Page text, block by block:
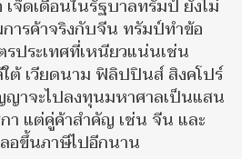
จ็ดเดือนในรัฐบาลทรัมป์ ยังไม่
ารค้าจริงกับจีน ทรัมป์ทำข้อ
ประเทศที่เหนียวแน่นเช่น
ต้ เวียดนาม ฟิลิปปินส์ สิงคโปร์
ญาจะไปลงทุนมหาศาลเป็นแสน
า แต่คู่ค้าสำคัญ เช่น จีน และ
อขึ้นภาษีไปอีกนาน